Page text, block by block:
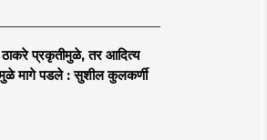
ठाकरे प्रकृतीमुळे, तर आदित्य
मागे पडले : सुशील कुलकर्णी